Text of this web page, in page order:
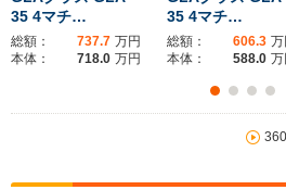
35 4マチ…
総額： 737.7 万円
本体：
718.0 万円
35 4マチ…
総額： 606.3 万
本体：
588.0 万